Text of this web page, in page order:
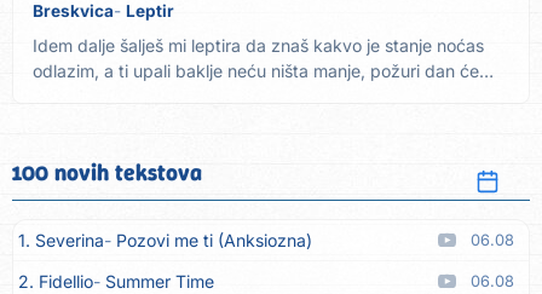
Breskvica Leptir
Idem dalje šalješ mi leptira da znaš kakvo je stanje noćas
odlazim, a ti upali baklje neću ništa manje, požuri dan će
100 novih tekstova
1. Severina Pozovi me ti (Anksiozna) 06.08
2. Fidellio Summer Time 06.08